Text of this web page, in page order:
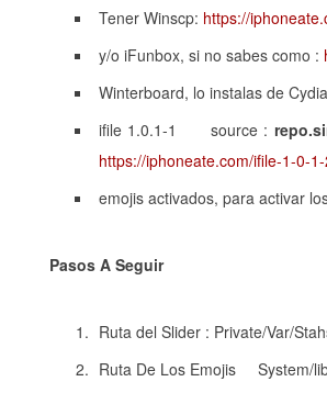
Tener Winscp: https://
y/o iFunbox, si no sabes como :
Winterboard, lo instalas de
ifile 1.0.1-1 source :
https://iphoneate.com/ifile-1-0-
emojis activados, para activar
Pasos A Seguir
Ruta del Slider : Private/Var/
Ruta De Los Emojis System/